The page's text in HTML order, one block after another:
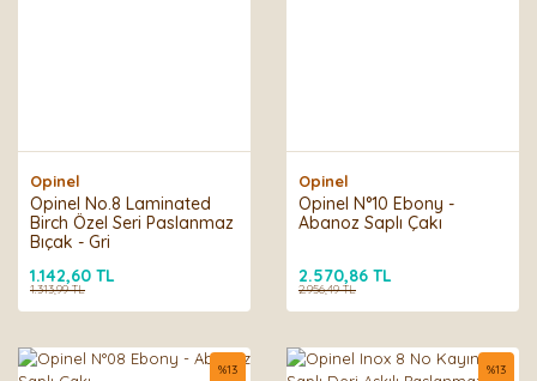
Opinel
Opinel No.8 Laminated
Birch Özel Seri Paslanmaz
Bıçak - Gri
1.142,60 TL
1.313,99 TL
Opinel
Opinel N°10 Ebony -
Abanoz Saplı Çakı
2.570,86 TL
2.956,49 TL
%13 %13